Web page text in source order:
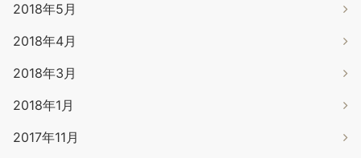
2018年5月
2018年4月
2018年3月
2018年1月
2017年11月